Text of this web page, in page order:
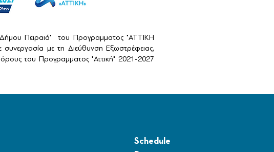
Πειραιά" του Προγραμματος "ΑΤΤΙΚΗ
με τη Διεύθυνση Εξωστρέφειας,
του Προγραμματος "Αττική" 2021-2027
Schedule